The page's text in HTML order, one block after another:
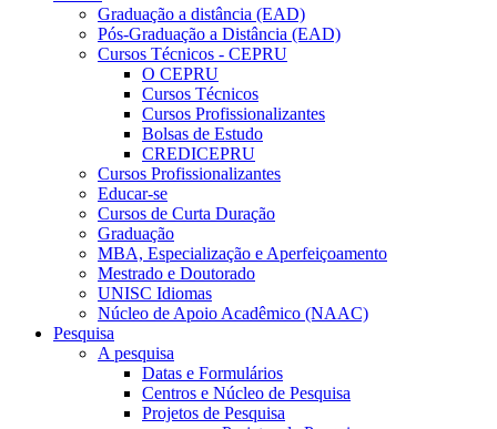
Graduação a distância (EAD)
Pós-Graduação a Distância (EAD)
Cursos Técnicos - CEPRU
O CEPRU
Cursos Técnicos
Cursos Profissionalizantes
Bolsas de Estudo
CREDICEPRU
Cursos Profissionalizantes
Educar-se
Cursos de Curta Duração
Graduação
MBA, Especialização e Aperfeiçoamento
Mestrado e Doutorado
UNISC Idiomas
Núcleo de Apoio Acadêmico (NAAC)
Pesquisa
A pesquisa
Datas e Formulários
Centros e Núcleo de Pesquisa
Projetos de Pesquisa